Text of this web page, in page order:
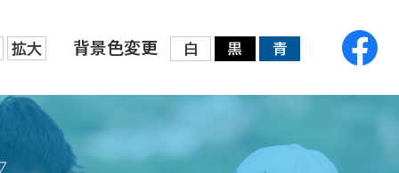
拡大 背景色変更 白 黒 青